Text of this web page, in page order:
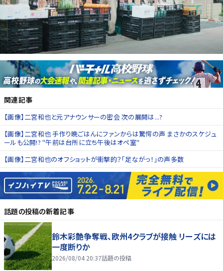
関連記事
【画像】二宮和也と元アナウンサーの密会 次の展開は...?
【画像】二宮和也 手作り晩ごはんにファンからは驚愕の声 まさかのスケジュ
ールも公開!? "午前は台所に立ち午後はオペ室"
【画像】二宮和也のオフショットが衝撃的？「足ながっ！」の声多数
話題の投稿の新着記事
鈴木彩艶争奪戦、欧州4クラブが接触 リーズには
一度断りか
2026/08/04 20:37話題の投稿